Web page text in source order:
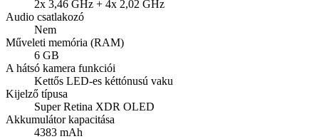
2x 3,46 GHz + 4x 2,02 GHz
Audio csatlakozó
Nem
Műveleti memória (RAM)
6 GB
A hátsó kamera funkciói
Kettős LED-es kéttónusú vaku
Kijelző típusa
Super Retina XDR OLED
Akkumulátor kapacitása
4383 mAh